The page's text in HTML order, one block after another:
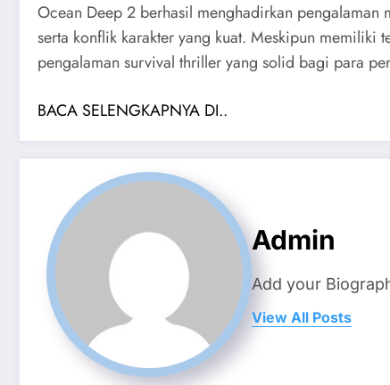
Ocean Deep 2 berhasil menghadirkan pengalaman
serta konflik karakter yang kuat. Meskipun
pengalaman survival thriller yang solid bagi para
BACA SELENGKAPNYA DI..
Admin
Add your
View All Posts